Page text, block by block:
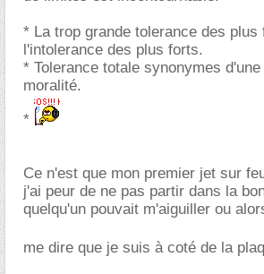
* La trop grande tolerance des
l'intolerance des plus forts.
* Tolerance totale synonymes
moralité.
*
Ce n'est que mon premier jet sur
j'ai peur de ne pas partir dans la
quelqu'un pouvait m'aiguiller ou
me dire que je suis à coté de la